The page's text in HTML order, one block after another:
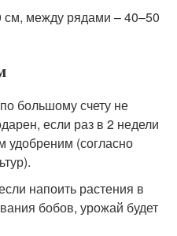
между рядами – 40–50
большому счету не
если раз в 2 недели
удобреним (согласно
напоить растения в
бобов, урожай будет